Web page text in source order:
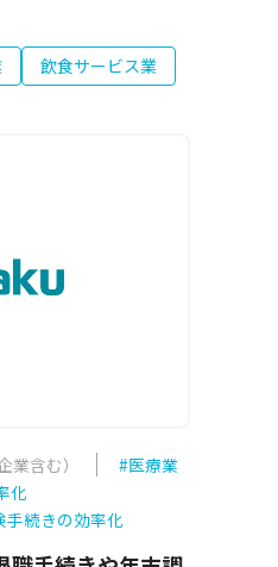
飲食サービス業
含む）
#医療業
化
手続きの効率化